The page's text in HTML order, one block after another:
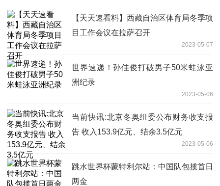
【天天速看料】西藏自治区体育局冬季项
目工作会议在拉萨召开
2023-05-07
世界速递！孙佳俊打破男子50米蛙泳亚
洲纪录
2023-05-06
当前快讯:北京冬奥组委公布财务收支报
告 收入153.9亿元、结余3.5亿元
2023-05-06
跳水世界杯蒙特利尔站：中国队包揽首日
两金